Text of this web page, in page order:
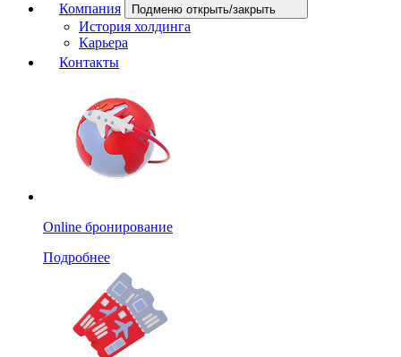
Компания
Подменю открыть/закрыть
История холдинга
Карьера
Контакты
Online бронирование
Подробнее